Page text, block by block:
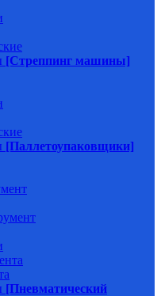
[Стреппинг машины]
[Паллетоупаковщики]
[Пневматический